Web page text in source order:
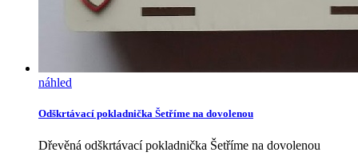
náhled
Odškrtávací pokladnička Šetříme na dovolenou
Dřevěná odškrtávací pokladnička Šetříme na dovolenou